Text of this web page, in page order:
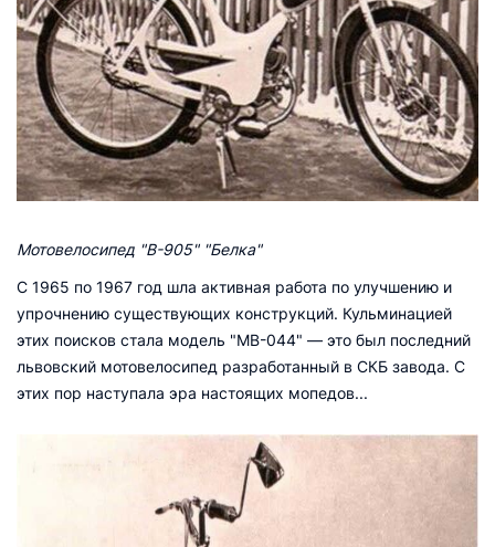
Мотовелосипед "В-905" "Белка"
С 1965 по 1967 год шла активная работа по улучшению и
упрочнению существующих конструкций. Кульминацией
этих поисков стала модель "МВ-044" — это был последний
львовский мотовелосипед разработанный в СКБ завода. С
этих пор наступала эра настоящих мопедов...